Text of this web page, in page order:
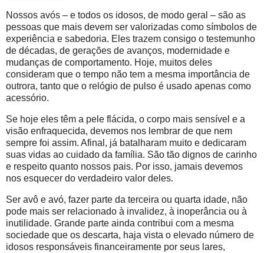
Nossos avós – e todos os idosos, de modo geral – são as
pessoas que mais devem ser valorizadas como símbolos de
experiência e sabedoria. Eles trazem consigo o testemunho
de décadas, de gerações de avanços, modernidade e
mudanças de comportamento. Hoje, muitos deles
consideram que o tempo não tem a mesma importância de
outrora, tanto que o relógio de pulso é usado apenas como
acessório.
Se hoje eles têm a pele flácida, o corpo mais sensível e a
visão enfraquecida, devemos nos lembrar de que nem
sempre foi assim. Afinal, já batalharam muito e dedicaram
suas vidas ao cuidado da família. São tão dignos de carinho
e respeito quanto nossos pais. Por isso, jamais devemos
nos esquecer do verdadeiro valor deles.
Ser avô e avó, fazer parte da terceira ou quarta idade, não
pode mais ser relacionado à invalidez, à inoperância ou à
inutilidade. Grande parte ainda contribui com a mesma
sociedade que os descarta, haja vista o elevado número de
idosos responsáveis financeiramente por seus lares,